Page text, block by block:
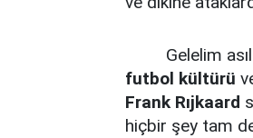
Gelelim asıl
futbol kültürü
Frank Rıjkaard
hiçbir şey tam